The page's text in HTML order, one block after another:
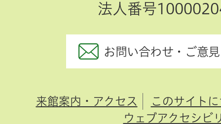
法人番号
お問い合わせ・ご意
来館案内・アクセス
このサイト
ウェブアクセシビ